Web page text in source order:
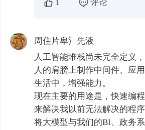
1 评论
周住片卑氵先液
人工智能堆栈尚未完全定义
人的肩膀上制作中间件、应
生活中，增强能力。
现在主要的用途是，快速编
来解决我以前无法解决的程序
将大模型与我们的BI、政务